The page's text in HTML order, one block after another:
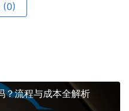
(0)
？流程与成本全解析